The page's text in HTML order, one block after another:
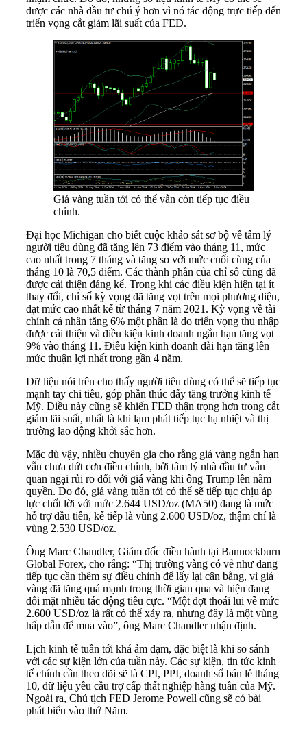
được các nhà đầu tư chú ý hơn vì nó tác động trực tiếp đến
triển vọng cắt giảm lãi suất của FED.
Giá vàng tuần tới có thể vẫn còn tiếp tục điều
chỉnh.
Đại học Michigan cho biết cuộc khảo sát sơ bộ về tâm lý
người tiêu dùng đã tăng lên 73 điểm vào tháng 11, mức
cao nhất trong 7 tháng và tăng so với mức cuối cùng của
tháng 10 là 70,5 điểm. Các thành phần của chỉ số cũng đã
được cải thiện đáng kể. Trong khi các điều kiện hiện tại ít
thay đổi, chỉ số kỳ vọng đã tăng vọt trên mọi phương diện,
đạt mức cao nhất kể từ tháng 7 năm 2021. Kỳ vọng về tài
chính cá nhân tăng 6% một phần là do triển vọng thu nhập
được cải thiện và điều kiện kinh doanh ngắn hạn tăng vọt
9% vào tháng 11. Điều kiện kinh doanh dài hạn tăng lên
mức thuận lợi nhất trong gần 4 năm.
Dữ liệu nói trên cho thấy người tiêu dùng có thể sẽ tiếp tục
mạnh tay chi tiêu, góp phần thúc đẩy tăng trưởng kinh tế
Mỹ. Điều này cũng sẽ khiến FED thận trọng hơn trong cắt
giảm lãi suất, nhất là khi lạm phát tiếp tục hạ nhiệt và thị
trường lao động khởi sắc hơn.
Mặc dù vậy, nhiều chuyên gia cho rằng giá vàng ngắn hạn
vẫn chưa dứt cơn điều chỉnh, bởi tâm lý nhà đầu tư vẫn
quan ngại rủi ro đối với giá vàng khi ông Trump lên nắm
quyền. Do đó, giá vàng tuần tới có thể sẽ tiếp tục chịu áp
lực chốt lời với mức 2.644 USD/oz (MA50) đang là mức
hỗ trợ đầu tiên, kế tiếp là vùng 2.600 USD/oz, thậm chí là
vùng 2.530 USD/oz.
Ông Marc Chandler, Giám đốc điều hành tại Bannockburn
Global Forex, cho rằng: “Thị trường vàng có vẻ như đang
tiếp tục cần thêm sự điều chỉnh để lấy lại cân bằng, vì giá
vàng đã tăng quá mạnh trong thời gian qua và hiện đang
đối mặt nhiều tác động tiêu cực. “Một đợt thoái lui về mức
2.600 USD/oz là rất có thể xảy ra, nhưng đây là một vùng
hấp dẫn để mua vào”, ông Marc Chandler nhận định.
Lịch kinh tế tuần tới khá ảm đạm, đặc biệt là khi so sánh
với các sự kiện lớn của tuần này. Các sự kiện, tin tức kinh
tế chính cần theo dõi sẽ là CPI, PPI, doanh số bán lẻ tháng
10, dữ liệu yêu cầu trợ cấp thất nghiệp hàng tuần của Mỹ.
Ngoài ra, Chủ tịch FED Jerome Powell cũng sẽ có bài
phát biểu vào thứ Năm.